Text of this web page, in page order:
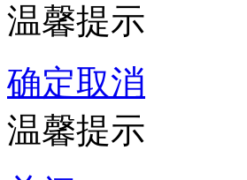
温馨提示
确定取消
温馨提示